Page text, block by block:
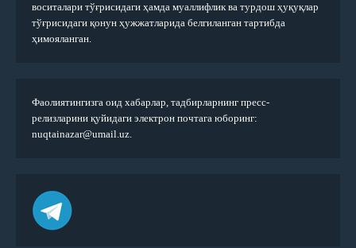
воситалари тўғрисидаги ҳамда муаллифлик ва турдош ҳуқуқлар
тўғрисидаги қонун ҳужжатларида белгиланган тартибда
ҳимояланган.
Фаолиятингизга оид хабарлар, тадбирларнинг пресс-
релизларини қуйидаги электрон почтага юборинг:
nuqtainazar@umail.uz.